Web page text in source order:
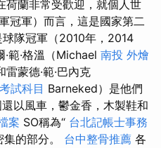
荷蘭非常受歡迎，就個人世
冠軍）而言，這是國家第二
隊冠軍（2010年，2014
·範·格溫（Michael 南投 外燴
蒙德·範·巴內克
試科目 Barneked）是他們
以風車，鬱金香，木製鞋和
案 SO稱為“ 台北記帳士事務
的部分。 台中整骨推薦 各